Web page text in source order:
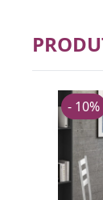
- 10%